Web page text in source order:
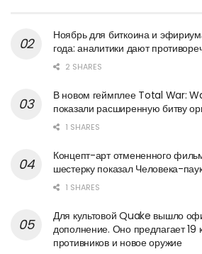
Ноябрь для биткоина и
года: аналитики дают
2 SHARES
В новом геймплее Total War:
показали расширенную битву
1 SHARES
Концепт-арт отмененного
шестерку показал Человека-
1 SHARES
Для культовой Quake вышло
дополнение. Оно предлагает 19
противников и новое оружие